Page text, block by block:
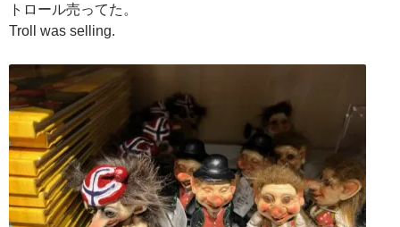
トロール売ってた。
Troll was selling.